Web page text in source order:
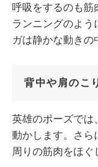
呼吸をするのも筋
ランニングのよう
ガは静かな動きの
背中や肩のこ
英雄のポーズでは
動かします。さら
周りの筋肉をほぐ